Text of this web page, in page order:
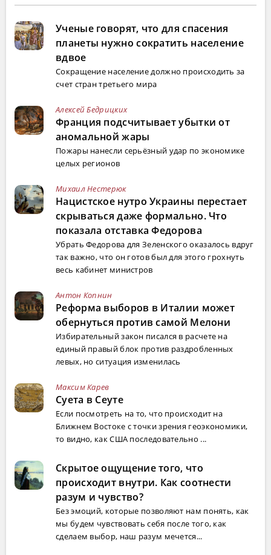
Ученые говорят, что для спасения
планеты нужно сократить население
вдвое
Сокращение население должно происходить за
счет стран третьего мира
Алексей Бедрицких
Франция подсчитывает убытки от
аномальной жары
Пожары нанесли серьёзный удар по экономике
целых регионов
Михаил Нестерюк
Нацистское нутро Украины перестает
скрываться даже формально. Что
показала отставка Федорова
Убрать Федорова для Зеленского оказалось вдруг
так важно, что он готов был для этого грохнуть
весь кабинет министров
Антон Копнин
Реформа выборов в Италии может
обернуться против самой Мелони
Избирательный закон писался в расчете на
единый правый блок против раздробленных
левых, но ситуация изменилась
Максим Карев
Суета в Сеуте
Если посмотреть на то, что происходит на
Ближнем Востоке с точки зрения геоэкономики,
то видно, как США последовательно ...
Скрытое ощущение того, что
происходит внутри. Как соотнести
разум и чувство?
Без эмоций, которые позволяют нам понять, как
мы будем чувствовать себя после того, как
сделаем выбор, наш разум мечется...